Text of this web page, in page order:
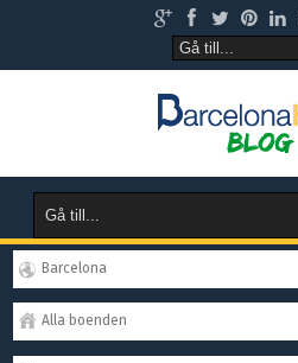
Barcelona
Alla boenden